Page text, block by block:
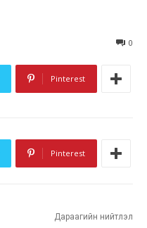
0
Pinterest
Pinterest
Дараагийн нийтлэл